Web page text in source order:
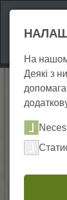
На
Деякі з